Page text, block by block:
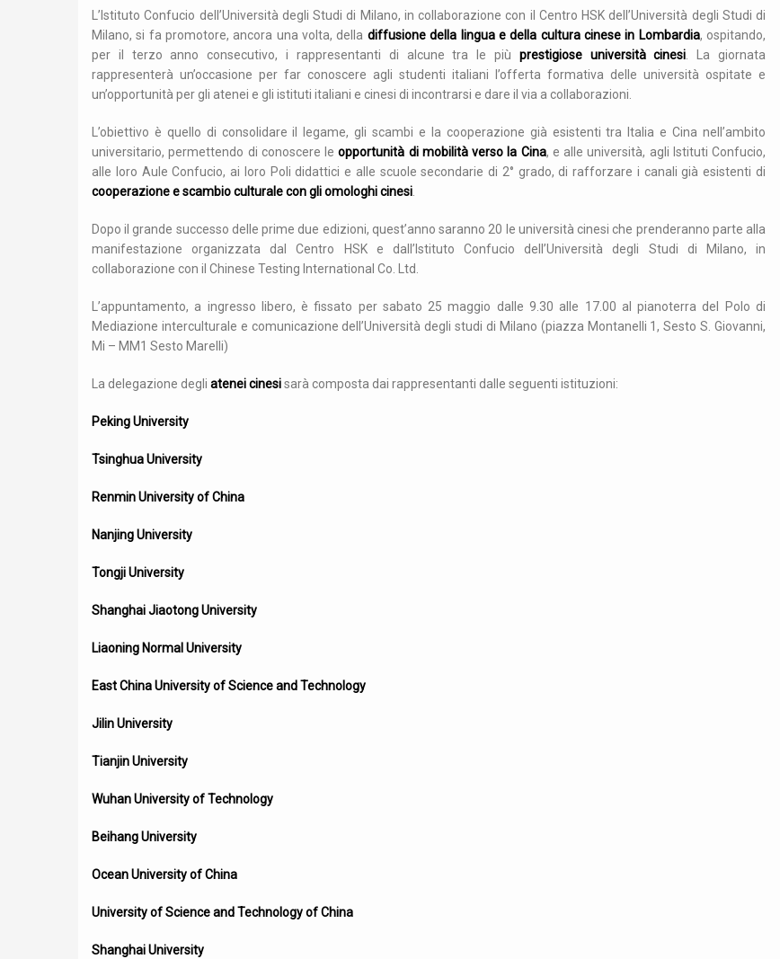
L’Istituto Confucio dell’Università degli Studi di Milano, in collaborazione con il Centro HSK dell’Università degli Studi di
Milano, si fa promotore, ancora una volta, della diffusione della lingua e della cultura cinese in Lombardia, ospitando,
per il terzo anno consecutivo, i rappresentanti di alcune tra le più prestigiose università cinesi. La giornata
rappresenterà un’occasione per far conoscere agli studenti italiani l’offerta formativa delle università ospitate e
un’opportunità per gli atenei e gli istituti italiani e cinesi di incontrarsi e dare il via a collaborazioni.
L’obiettivo è quello di consolidare il legame, gli scambi e la cooperazione già esistenti tra Italia e Cina nell’ambito
universitario, permettendo di conoscere leopportunità di mobilità verso la Cina, e alle università, agli Istituti Confucio,
alle loro Aule Confucio, ai loro Poli didattici e alle scuole secondarie di 2° grado, di rafforzare i canali già esistenti di
cooperazione e scambio culturale con gli omologhi cinesi.
Dopo il grande successo delle prime due edizioni, quest’anno saranno 20 le università cinesi che prenderanno parte alla
manifestazione organizzata dal Centro HSK e dall’Istituto Confucio dell’Università degli Studi di Milano, in
collaborazione con il Chinese Testing International Co. Ltd.
L’appuntamento, a ingresso libero, è fissato per sabato 25 maggio dalle 9.30 alle 17.00 al pianoterra del Polo di
Mediazione interculturale e comunicazione dell’Università degli studi di Milano (piazza Montanelli 1, Sesto S. Giovanni,
Mi – MM1 Sesto Marelli)
La delegazione degli atenei cinesisarà composta dai rappresentanti dalle seguenti istituzioni:
Peking University
Tsinghua University
Renmin University of China
Nanjing University
Tongji University
Shanghai Jiaotong University
Liaoning Normal University
East China University of Science and Technology
Jilin University
Tianjin University
Wuhan University of Technology
Beihang University
Ocean University of China
University of Science and Technology of China
Shanghai University